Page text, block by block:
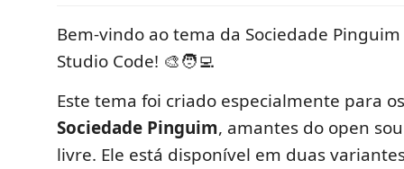
Bem-vindo ao tema da Sociedade
Studio Code! 🎨🧑‍💻
Este tema foi criado especialmente para
Sociedade Pinguim, amantes do open
livre. Ele está disponível em duas